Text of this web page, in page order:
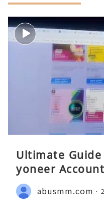
Ultimate
yoneer
abusmm.com